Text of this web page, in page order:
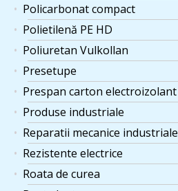
Policarbonat compact
Polietilenă PE HD
Poliuretan Vulkollan
Presetupe
Prespan carton electroizolant
Produse industriale
Reparatii mecanice industriale
Rezistente electrice
Roata de curea